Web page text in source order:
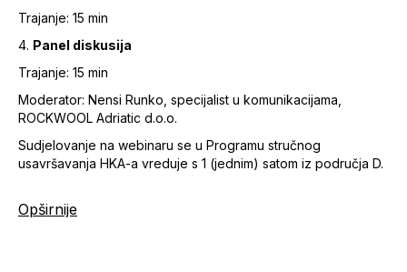
Trajanje: 15 min
4. Panel diskusija
Trajanje: 15 min
Moderator: Nensi Runko, specijalist u komunikacijama,
ROCKWOOL Adriatic d.o.o.
Sudjelovanje na webinaru se u Programu stručnog
usavršavanja HKA-a vreduje s 1 (jednim) satom iz područja D.
Opširnije